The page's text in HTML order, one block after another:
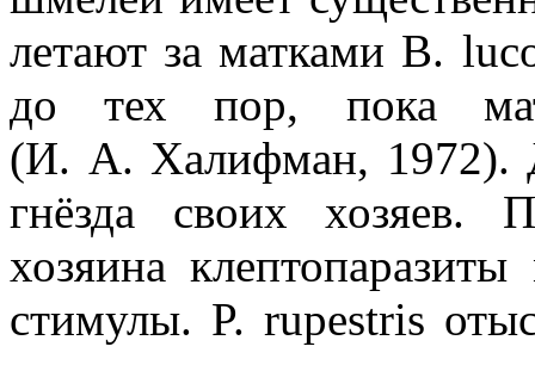
летают за матками B.
до тех пор, пока
(И. А. Халифман, 1972).
гнёзда своих хозяев.
хозяина
стимулы. P. rupestris